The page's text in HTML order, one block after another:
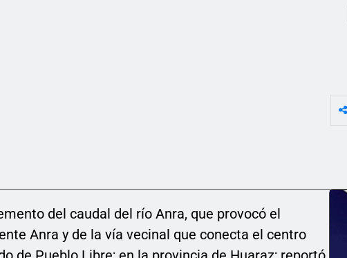
del caudal del río Anra, que provocó el
Anra y de la vía vecinal que conecta el centro